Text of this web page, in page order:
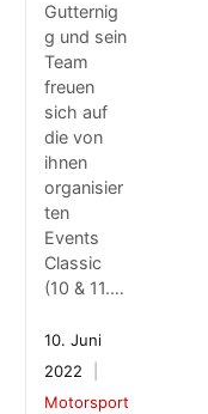
Gutternig
g und sein
Team
freuen
sich auf
die von
ihnen
organisier
ten
Events
Classic
(10 & 11.…
10. Juni
2022
Motorsport